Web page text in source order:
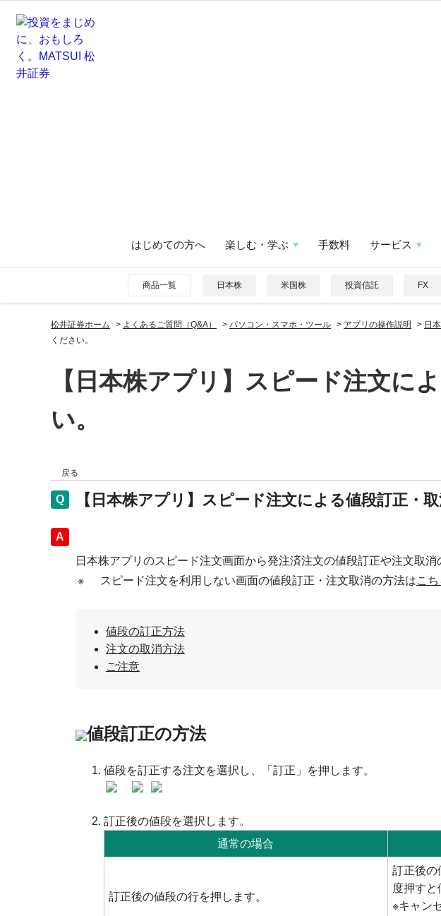
はじめての方へ 楽しむ・学ぶ 手数料 サービス
商品一覧 日本株 米国株 投資信託 FX
松井証券ホーム > よくあるご質問（Q&A） > パソコン・スマホ・ツール > アプリの操作説明 > 日
ください。
【日本株アプリ】スピード注文に
い。
戻る
【日本株アプリ】スピード注文による値段訂正・
回答
日本株アプリのスピード注文画面から発注済注文の値段訂正や注文取消
※
スピード注文を利用しない画面の値段訂正・注文取消の方法はこち
値段の訂正方法
注文の取消方法
ご注意
値段訂正の方法
値段を訂正する注文を選択し、「訂正」を押します。
訂正後の値段を選択します。
通常の場合
訂正後の値段の行を押します。
訂正後の
度押すと
※キャン